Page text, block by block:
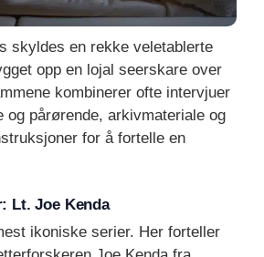
skyldes en rekke veletablerte
opp en lojal seerskare over
kombinerer ofte intervjuer
og pårørende, arkivmateriale og
for å fortelle en
Lt. Joe Kenda
ikoniske serier. Her forteller